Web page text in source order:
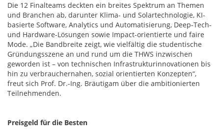
Die 12 Finalteams deckten ein breites Spektrum an Themen
und Branchen ab, darunter Klima- und Solartechnologie, KI-
basierte Software, Analytics und Automatisierung, Deep-Tech-
und Hardware-Lösungen sowie Impact-orientierte und faire
Mode. „Die Bandbreite zeigt, wie vielfältig die studentische
Gründungsszene an und rund um die THWS inzwischen
geworden ist – von technischen Infrastrukturinnovationen bis
hin zu verbrauchernahen, sozial orientierten Konzepten“,
freut sich Prof. Dr.-Ing. Bräutigam über die ambitionierten
Teilnehmenden.
Preisgeld für die Besten